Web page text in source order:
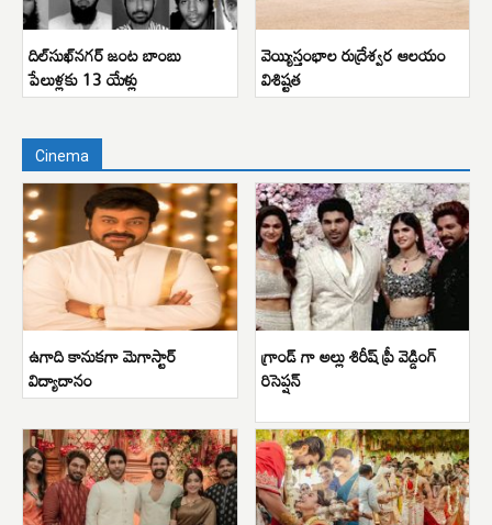
దిల్‌సుఖ్‌నగర్ జంట బాంబు
పేలుళ్లకు 13 యేళ్లు
వెయ్యిస్తంభాల రుద్రేశ్వర ఆలయం
విశిష్టత
Cinema
ఉగాది కానుకగా మెగాస్టార్
విద్యాదానం
గ్రాండ్ గా అల్లు శిరీష్ ప్రీ వెడ్డింగ్
రిసెప్షన్